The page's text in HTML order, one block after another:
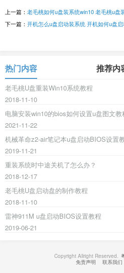
上一篇： 老毛桃如何u盘装系统win10 老毛桃u盘
下一篇： 开机怎么u盘启动装系统 开机如何u盘
热门内容 推荐内
老毛桃U盘重装Win10系统教程
2018-11-10
电脑安装win10的bios如何设置u盘图文教
2021-11-22
机械革命z2-air笔记本u盘启动BIOS设置
2019-11-21
重装系统时中途关机了怎么办？
2018-12-17
老毛桃U盘启动盘的制作教程
2018-11-10
雷神911M u盘启动BIOS设置教程
2019-06-21
Copyright Allright Reserved.
免责声明
联系我们